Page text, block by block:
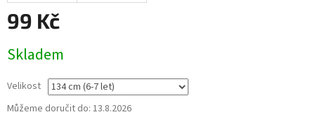
99 Kč
cena:
Skladem
Velikost
Můžeme doručit do: 13.8.2026